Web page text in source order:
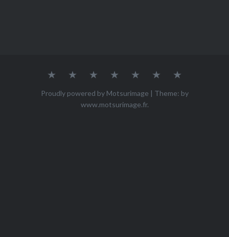
Accueil Qui
je
ACHETER
Mes
Mes
Mes
Proudly powered by Motsurimage | Theme: by
www.motsurimage.fr.